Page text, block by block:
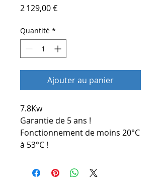
2 129,00 €Prix
Quantité *
Ajouter au panier
7.8Kw
Garantie de 5 ans !
Fonctionnement de moins 20°C
à 53°C !